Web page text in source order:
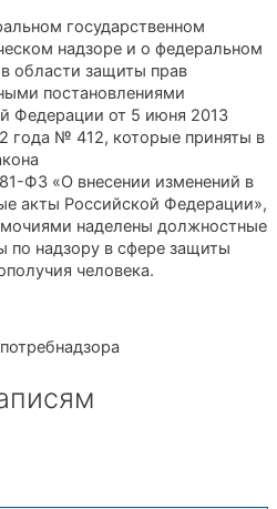
государственном
надзоре и о федеральном
области защиты прав
постановлениями
Федерации от 5 июня 2013
года № 412, которые приняты в
ФЗ «О внесении изменений в
акты Российской Федерации»,
наделены должностные
надзору в сфере защиты
человека.